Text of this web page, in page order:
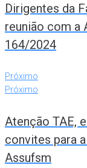
Dirigentes da
reunião com a
164/2024
Próximo
Próximo
Atenção TAE,
convites para
Assufsm